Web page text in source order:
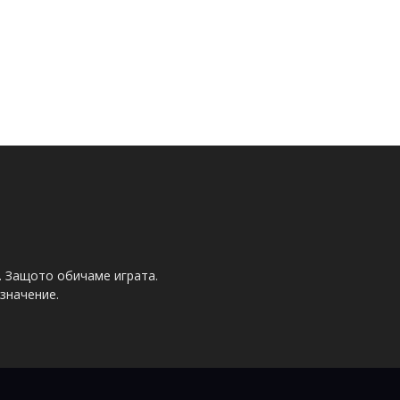
Защото обичаме играта.